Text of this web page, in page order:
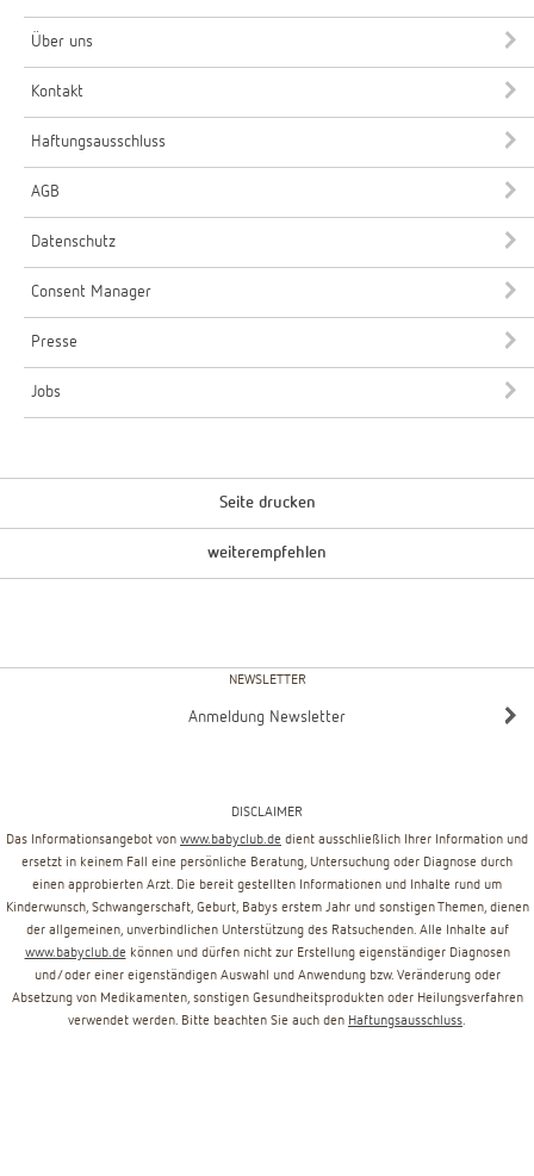
Über uns
Kontakt
Haftungsausschluss
AGB
Datenschutz
Consent Manager
Presse
Jobs
Seite drucken
weiterempfehlen
NEWSLETTER
Anmeldung Newsletter
DISCLAIMER
Das Informationsangebot von www.babyclub.de dient ausschließlich Ihrer Information und
ersetzt in keinem Fall eine persönliche Beratung, Untersuchung oder Diagnose durch
einen approbierten Arzt. Die bereit gestellten Informationen und Inhalte rund um
Kinderwunsch, Schwangerschaft, Geburt, Babys erstem Jahr und sonstigen Themen, dienen
der allgemeinen, unverbindlichen Unterstützung des Ratsuchenden. Alle Inhalte auf
www.babyclub.de können und dürfen nicht zur Erstellung eigenständiger Diagnosen
und/oder einer eigenständigen Auswahl und Anwendung bzw. Veränderung oder
Absetzung von Medikamenten, sonstigen Gesundheitsprodukten oder Heilungsverfahren
verwendet werden. Bitte beachten Sie auch den Haftungsausschluss.